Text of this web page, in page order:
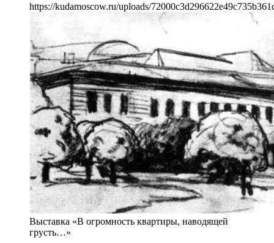
https://kudamoscow.ru/uploads/
Выставка «В огромность квартиры, наводящей
грусть…»